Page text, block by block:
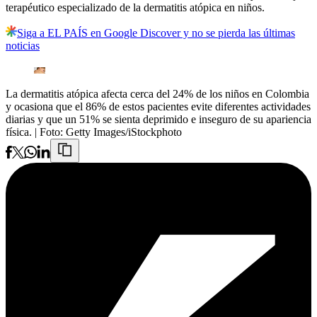
terapéutico especializado de la dermatitis atópica en niños.
Siga a EL PAÍS en Google Discover y no se pierda las últimas
noticias
La dermatitis atópica afecta cerca del 24% de los niños en Colombia
y ocasiona que el 86% de estos pacientes evite diferentes actividades
diarias y que un 51% se sienta deprimido e inseguro de su apariencia
física. | Foto: Getty Images/iStockphoto